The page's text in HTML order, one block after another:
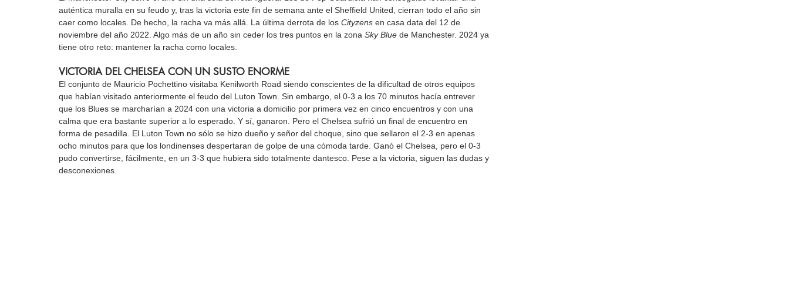
auténtica muralla en su feudo y, tras la victoria este fin de semana ante el Sheffield United, cierran todo el año sin
caer como locales. De hecho, la racha va más allá. La última derrota de los Cityzens en casa data del 12 de
noviembre del año 2022. Algo más de un año sin ceder los tres puntos en la zona Sky Blue de Manchester. 2024 ya
tiene otro reto: mantener la racha como locales.
VICTORIA DEL CHELSEA CON UN SUSTO ENORME
El conjunto de Mauricio Pochettino visitaba Kenilworth Road siendo conscientes de la dificultad de otros equipos
que habían visitado anteriormente el feudo del Luton Town. Sin embargo, el 0-3 a los 70 minutos hacía entrever
que los Blues se marcharían a 2024 con una victoria a domicilio por primera vez en cinco encuentros y con una
calma que era bastante superior a lo esperado. Y sí, ganaron. Pero el Chelsea sufrió un final de encuentro en
forma de pesadilla. El Luton Town no sólo se hizo dueño y señor del choque, sino que sellaron el 2-3 en apenas
ocho minutos para que los londinenses despertaran de golpe de una cómoda tarde. Ganó el Chelsea, pero el 0-3
pudo convertirse, fácilmente, en un 3-3 que hubiera sido totalmente dantesco. Pese a la victoria, siguen las dudas y
desconexiones.